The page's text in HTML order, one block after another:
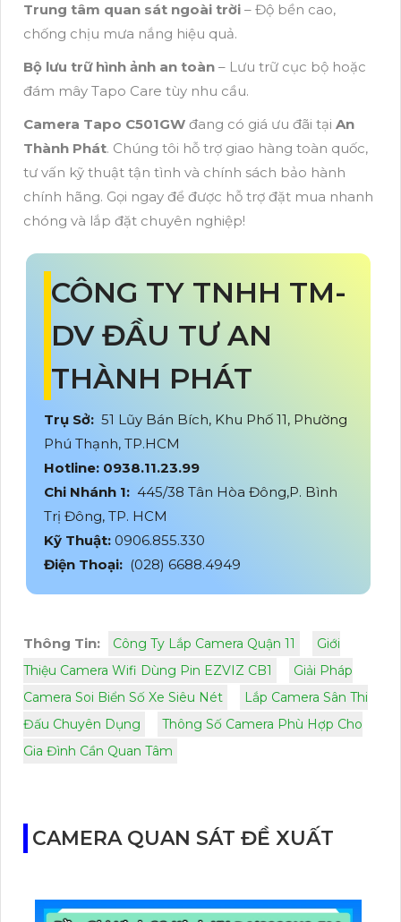
Trung tâm quan sát ngoài trời – Độ bền cao,
chống chịu mưa nắng hiệu quả.
Bộ lưu trữ hình ảnh an toàn – Lưu trữ cục bộ hoặc
đám mây Tapo Care tùy nhu cầu.
Camera Tapo C501GW đang có giá ưu đãi tại An
Thành Phát. Chúng tôi hỗ trợ giao hàng toàn quốc,
tư vấn kỹ thuật tận tình và chính sách bảo hành
chính hãng. Gọi ngay để được hỗ trợ đặt mua nhanh
chóng và lắp đặt chuyên nghiệp!
CÔNG TY TNHH TM-
DV ĐẦU TƯ AN
THÀNH PHÁT
Trụ Sở: 51 Lũy Bán Bích, Khu Phố 11, Phường
Phú Thạnh, TP.HCM
Hotline: 0938.11.23.99
Chi Nhánh 1: 445/38 Tân Hòa Đông,P. Bình
Trị Đông, TP. HCM
Kỹ Thuật: 0906.855.330
Điện Thoại: (028) 6688.4949
Thông Tin: Công Ty Lắp Camera Quận 11
Giới
Thiệu Camera Wifi Dùng Pin EZVIZ CB1
Giải Pháp
Camera Soi Biển Số Xe Siêu Nét
Lắp Camera Sân Thi
Đấu Chuyên Dụng
Thông Số Camera Phù Hợp Cho
Gia Đình Cần Quan Tâm
CAMERA QUAN SÁT ĐỀ XUẤT